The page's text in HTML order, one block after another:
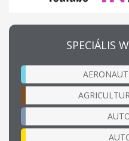
SPECIÁLIS